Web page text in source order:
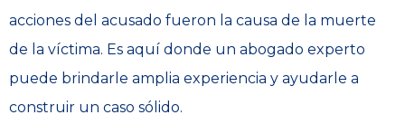
acciones del acusado fueron la causa de la muerte
de la víctima. Es aquí donde un abogado experto
puede brindarle amplia experiencia y ayudarle a
construir un caso sólido.